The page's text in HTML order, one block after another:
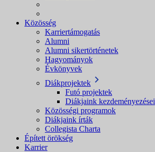
Közösség
Karriertámogatás
Alumni
Alumni sikertörténetek
Hagyományok
Évkönyvek
Diákprojektek
Futó projektek
Diákjaink kezdeményezései
Közösségi programok
Diákjaink írták
Collegista Charta
Épített örökség
Karrier